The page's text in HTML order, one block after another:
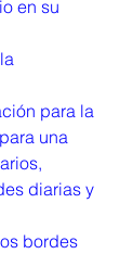
en su
para la
una
diarias y
bordes